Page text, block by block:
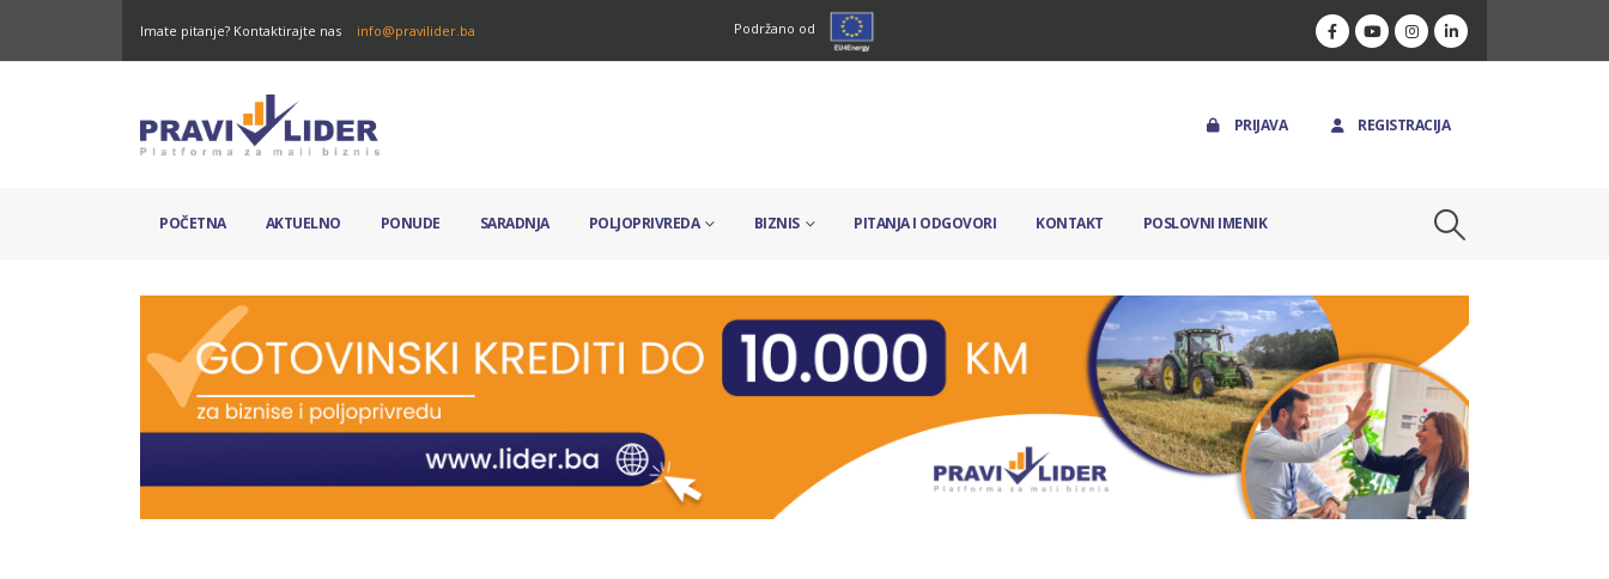
Imate pitanje? Kontaktirajte nas info@pravilider.ba Podržano od
PRIJAVA REGISTRACIJA
POČETNA AKTUELNO PONUDE SARADNJA POLJOPRIVREDA BIZNIS PITANJA I ODGOVORI KONTAKT POSLOVNI IMENIK